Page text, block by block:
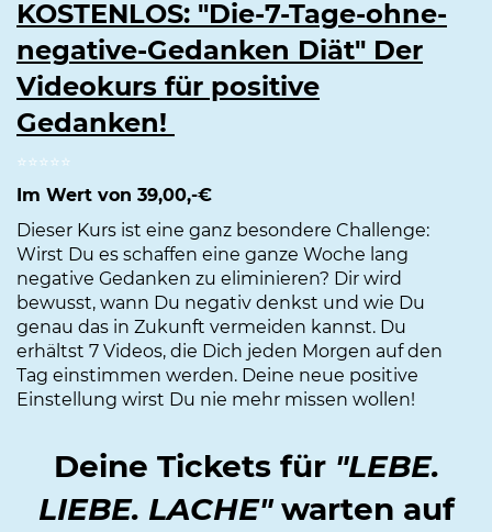
KOSTENLOS: "Die-7-Tage-ohne-
negative-Gedanken Diät" Der
Videokurs für positive
Gedanken!
⭐️⭐️⭐️⭐️⭐️
Im Wert von 39,00,-€
Dieser Kurs ist eine ganz besondere Challenge:
Wirst Du es schaffen eine ganze Woche lang
negative Gedanken zu eliminieren? Dir wird
bewusst, wann Du negativ denkst und wie Du
genau das in Zukunft vermeiden kannst. Du
erhältst 7 Videos, die Dich jeden Morgen auf den
Tag einstimmen werden. Deine neue positive
Einstellung wirst Du nie mehr missen wollen!
Deine Tickets für "LEBE.
LIEBE. LACHE"warten auf